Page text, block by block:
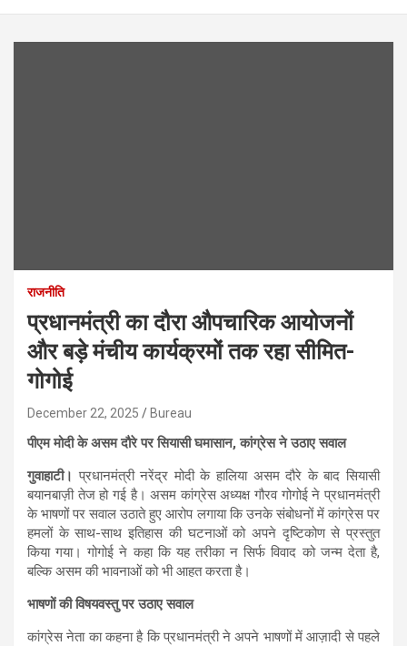
राजनीति
प्रधानमंत्री का दौरा औपचारिक आयोजनों
और बड़े मंचीय कार्यक्रमों तक रहा सीमित-
गोगोई
December 22, 2025 Bureau
पीएम मोदी के असम दौरे पर सियासी घमासान, कांग्रेस ने उठाए सवाल
गुवाहाटी। प्रधानमंत्री नरेंद्र मोदी के हालिया असम दौरे के बाद सियासी
बयानबाज़ी तेज हो गई है। असम कांग्रेस अध्यक्ष गौरव गोगोई ने प्रधानमंत्री
के भाषणों पर सवाल उठाते हुए आरोप लगाया कि उनके संबोधनों में कांग्रेस पर
हमलों के साथ-साथ इतिहास की घटनाओं को अपने दृष्टिकोण से प्रस्तुत
किया गया। गोगोई ने कहा कि यह तरीका न सिर्फ विवाद को जन्म देता है,
बल्कि असम की भावनाओं को भी आहत करता है।
भाषणों की विषयवस्तु पर उठाए सवाल
कांग्रेस नेता का कहना है कि प्रधानमंत्री ने अपने भाषणों में आज़ादी से पहले